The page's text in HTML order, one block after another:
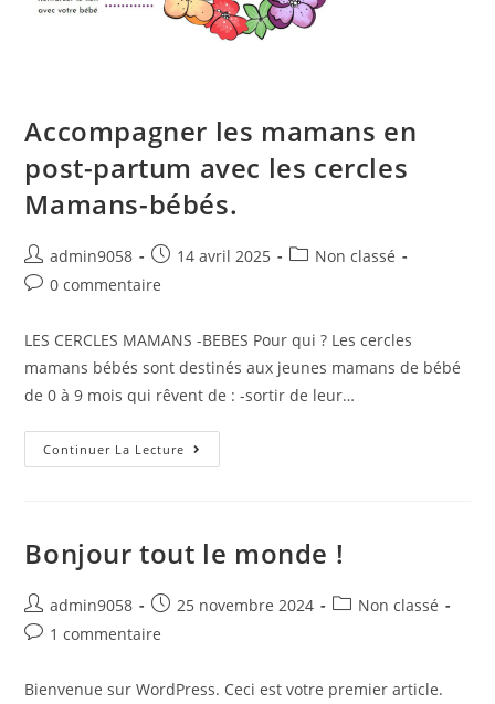
Accompagner les mamans en
post-partum avec les cercles
Mamans-bébés.
admin9058 14 avril 2025
Non classé
0 commentaire
LES CERCLES MAMANS -BEBES Pour qui ? Les cercles
mamans bébés sont destinés aux jeunes mamans de bébé
de 0 à 9 mois qui rêvent de : -sortir de leur…
Continuer La Lecture
Bonjour tout le monde !
admin9058 25 novembre 2024
Non classé
1 commentaire
Bienvenue sur WordPress. Ceci est votre premier article.